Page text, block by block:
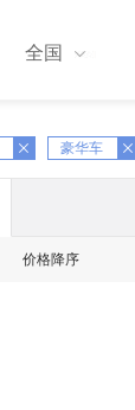
全国
豪华车
X
价格降序